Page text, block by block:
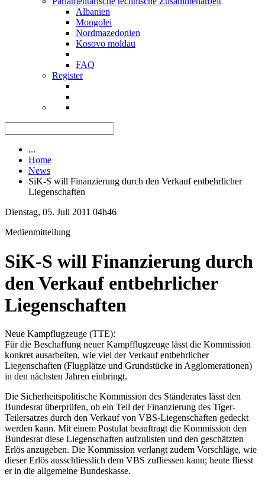
Albanien
Mongolei
Nordmazedonien
Kosovo moldau
FAQ
Register
...
Home
News
SiK-S will Finanzierung durch den Verkauf entbehrlicher
Liegenschaften
Dienstag, 05. Juli 2011 04h46
Medienmitteilung
SiK-S will Finanzierung durch
den Verkauf entbehrlicher
Liegenschaften
Neue Kampflugzeuge (TTE):
Für die Beschaffung neuer Kampfflugzeuge lässt die Kommission
konkret ausarbeiten, wie viel der Verkauf entbehrlicher
Liegenschaften (Flugplätze und Grundstücke in Agglomerationen)
in den nächsten Jahren einbringt.
Die Sicherheitspolitische Kommission des Ständerates lässt den
Bundesrat überprüfen, ob ein Teil der Finanzierung des Tiger-
Teilersatzes durch den Verkauf von VBS-Liegenschaften gedeckt
werden kann. Mit einem Postulat beauftragt die Kommission den
Bundesrat diese Liegenschaften aufzulisten und den geschätzten
Erlös anzugeben. Die Kommission verlangt zudem Vorschläge, wie
dieser Erlös ausschliesslich dem VBS zufliessen kann; heute fliesst
er in die allgemeine Bundeskasse.